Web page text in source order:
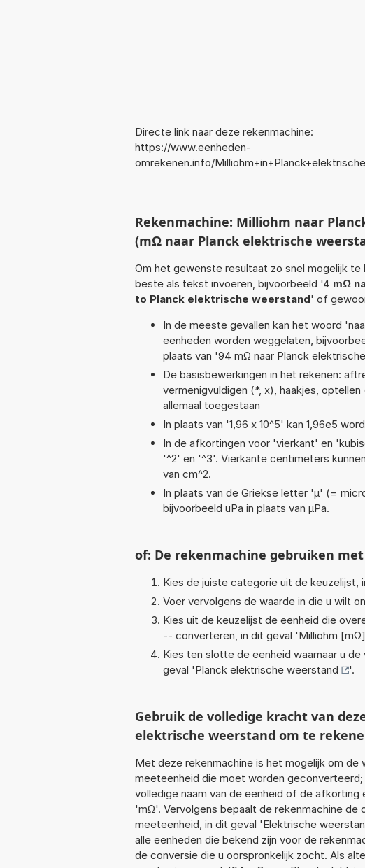
Directe link naar deze rekenmachine:
https://www.eenheden-
omrekenen.info/
Rekenmachine: Milliohm naar
(mΩ naar Planck elektrische
Om het gewenste resultaat zo snel mogelijk
beste als tekst invoeren, bijvoorbeeld '4 mΩ
to Planck elektrische weerstand' of
In de meeste gevallen kan het woord
eenheden worden weggelaten,
plaats van '94 mΩ naar Planck
De basisbewerkingen in het rekenen:
vermenigvuldigen (*, x), haakjes,
allemaal toegestaan
In plaats van '1,96 x 10^5' kan 1,96e5
In de afkortingen voor 'vierkant' en
'^2' en '^3'. Vierkante centimeters
van cm^2.
In plaats van de Griekse letter 'µ' (=
bijvoorbeeld uPa in plaats van µPa.
of: De rekenmachine gebruiken
Kies de juiste categorie uit de keuzelijst,
Voer vervolgens de waarde in die u wilt
Kies uit de keuzelijst de eenheid die
-- converteren, in dit geval 'Milliohm [mΩ]
Kies ten slotte de eenheid waarnaar u
geval 'Planck elektrische weerstand '.
Gebruik de volledige kracht van
elektrische weerstand om te
Met deze rekenmachine is het mogelijk om
meeteenheid die moet worden
volledige naam van de eenheid of de
'mΩ'. Vervolgens bepaalt de rekenmachine
meeteenheid, in dit geval 'Elektrische
alle eenheden die bekend zijn voor de
de conversie die u oorspronkelijk zocht. Als